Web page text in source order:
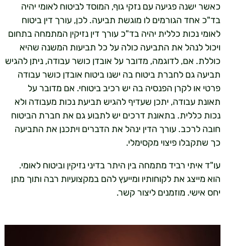
כאשר ישנה פגיעה עם נזקי גוף, המוסד לביטוח לאומי יהיה
בד"כ אחד הגורמים לו מוגשת תביעה. לכן, עורך דין ביטוח
לאומי נכות כללית יהיה בד"כ עורך דין נזיקין המתמחה בתחום
ויכול לנהל את התביעה כולה על כל תביעות המשנה שהיא
כוללת. אם, לדוגמה, מדובר על אובדן כושר עבודה, ניתן להגיש
תביעה גם לחברת ביטוח בה ישנו ביטוח אובדן כושר עבודה
פרטי או לקרן הפנסיה בה יש רכיב ביטוחי. אם מדובר על
תאונת עבודה, יתכן שעדיף להגיש תביעת נכות מעבודה ולא
נכות כללית. בתאונת דרכים יש לתבוע גם את חברת הביטוח
חובה לרכב. עורך הדין ינהל את הדברים ויתכנן את התביעה
כך שתקבלו פיצוי מקסימלי.
עו"ד איתי רביד מתמחה בין היתר בדיני נזיקין וביטוח לאומי.
הוא מייצג את לקוחותיו ומייעץ להם במקצועיות רבה ותוך מתן
יחס אישי. מוזמנים ליצור קשר.